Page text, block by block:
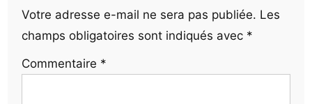
Votre adresse e-mail ne sera pas publiée. Les
champs obligatoires sont indiqués avec *
Commentaire *